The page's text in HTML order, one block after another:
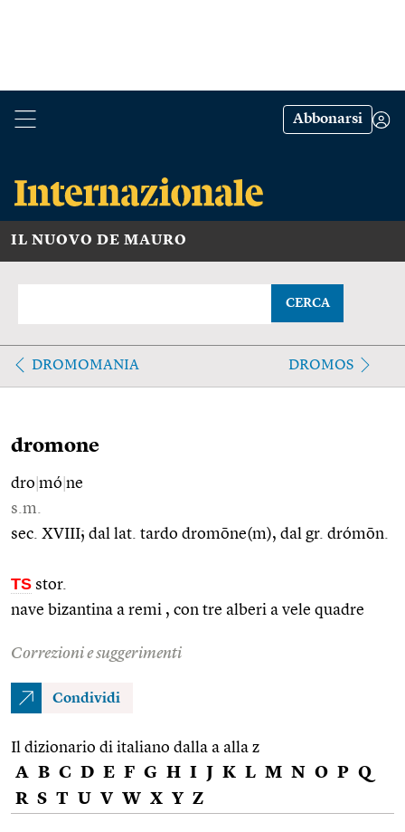
Abbonarsi
IL NUOVO DE MAURO
CERCA
DROMOMANIA DROMOS
dromone
dro mó ne
s.m.
sec. XVIII; dal lat. tardo dromōne(m), dal gr. drómōn.
TS stor.
nave bizantina a remi , con tre alberi a vele quadre
Correzioni e suggerimenti
Condividi
Il dizionario di italiano dalla a alla z
A B C D E F G H I J K L M N O P Q
R S T U V W X Y Z